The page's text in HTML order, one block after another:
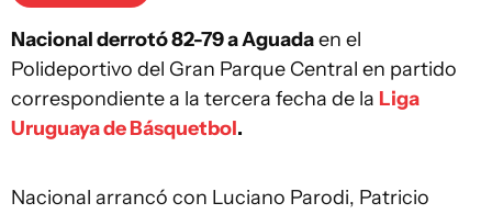
Nacional derrotó 82-79 a Aguadaen el
Polideportivo del Gran Parque Central en partido
correspondiente a la tercera fecha de la Liga
Uruguaya de Básquetbol.
Nacional arrancó con Luciano Parodi, Patricio